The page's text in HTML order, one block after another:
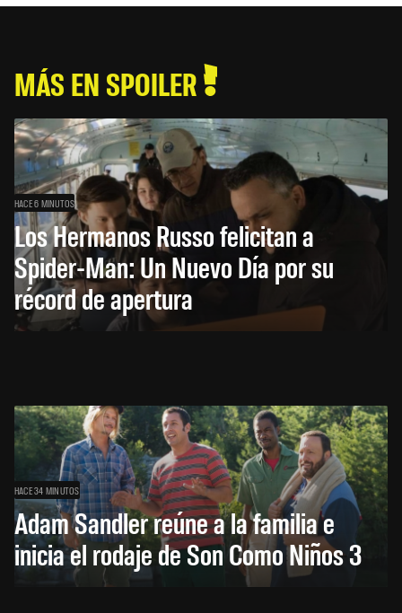
MÁS EN SPOILER
HACE 6 MINUTOS
Los Hermanos Russo felicitan a
Spider-Man: Un Nuevo Día por su
récord de apertura
HACE 34 MINUTOS
Adam Sandler reúne a la familia e
inicia el rodaje de Son Como Niños 3